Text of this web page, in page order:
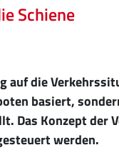
Schiene
auf die
basiert,
Das Konzept der
werden.